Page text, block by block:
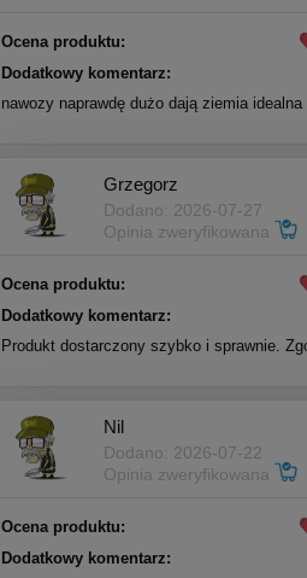
Ocena produktu:
Dodatkowy komentarz:
nawozy naprawdę dużo dają ziemia idealna
Grzegorz
Dodano: 2026-07-27
Opinia zweryfikowana
Ocena produktu:
Dodatkowy komentarz:
Produkt dostarczony szybko i sprawnie.
Nil
Dodano: 2026-07-22
Opinia zweryfikowana
Ocena produktu:
Dodatkowy komentarz: